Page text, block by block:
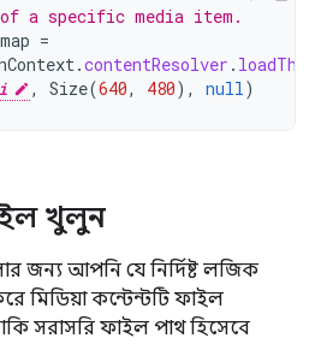
a specific media item.
=
.contentResolver .
, Size(640, 480), null)
খুলুন
জন্য আপনি যে নির্দিষ্ট লজিক
মিডিয়া কন্টেন্টটি ফাইল
সরাসরি ফাইল পাথ হিসেবে